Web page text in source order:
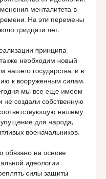
менталитета в
На эти перемены
тридцати лет.
принципа
необходим новый
нашего государства, и в
к вооруженным силам.
мы все еще имеем
не создали собственную
нашему
для народа,
военачальников.
обязано на основе
идеологии
силы защиты